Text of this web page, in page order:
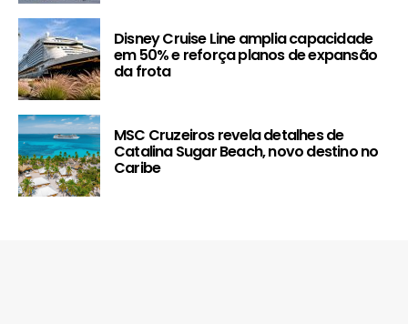
Disney Cruise Line amplia capacidade
em 50% e reforça planos de expansão
da frota
MSC Cruzeiros revela detalhes de
Catalina Sugar Beach, novo destino no
Caribe